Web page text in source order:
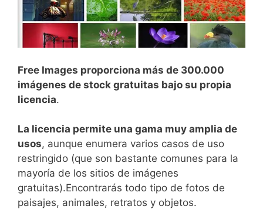
Free Images proporciona más de 300.000
imágenes de stock gratuitas bajo su propia
licencia.
La licencia permite una gama muy amplia de
usos, aunque enumera varios casos de uso
restringido (que son bastante comunes para la
mayoría de los sitios de imágenes
gratuitas).Encontrarás todo tipo de fotos de
paisajes, animales, retratos y objetos.